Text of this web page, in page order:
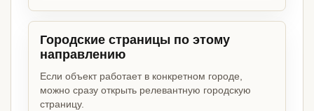
Городские страницы по этому
направлению
Если объект работает в конкретном городе,
можно сразу открыть релевантную городскую
страницу.